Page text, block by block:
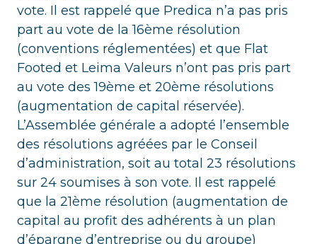
vote. Il est rappelé que Predica n’a pas pris
part au vote de la 16ème résolution
(conventions réglementées) et que Flat
Footed et Leima Valeurs n’ont pas pris part
au vote des 19ème et 20ème résolutions
(augmentation de capital réservée).
L’Assemblée générale a adopté l’ensemble
des résolutions agréées par le Conseil
d’administration, soit au total 23 résolutions
sur 24 soumises à son vote. Il est rappelé
que la 21ème résolution (augmentation de
capital au profit des adhérents à un plan
d’épargne d’entreprise ou du groupe)